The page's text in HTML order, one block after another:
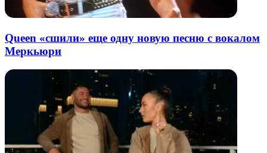
Queen «сшили» еще одну новую песню с вокалом
Меркьюри